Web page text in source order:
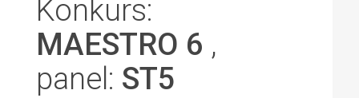
Konkurs:
MAESTRO 6 ,
panel: ST5